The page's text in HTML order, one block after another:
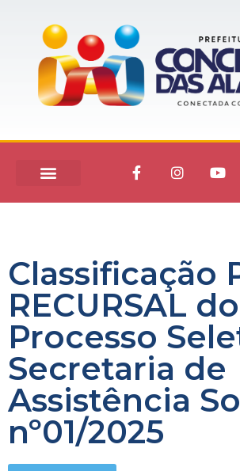
Classificação
RECURSAL do
Processo
Secretaria de
Assistência
nº01/2025